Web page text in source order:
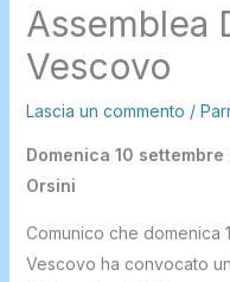
Assemblea
Vescovo
Lascia un commento /
Domenica 10
Orsini
Comunico che domenica
Vescovo ha convocato